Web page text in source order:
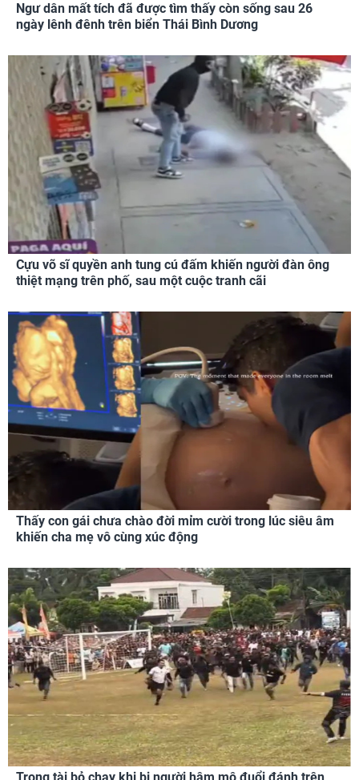
Ngư dân mất tích đã được tìm thấy còn sống sau 26
ngày lênh đênh trên biển Thái Bình Dương
Cựu võ sĩ quyền anh tung cú đấm khiến người đàn ông
thiệt mạng trên phố, sau một cuộc tranh cãi
Thấy con gái chưa chào đời mỉm cười trong lúc siêu âm
khiến cha mẹ vô cùng xúc động